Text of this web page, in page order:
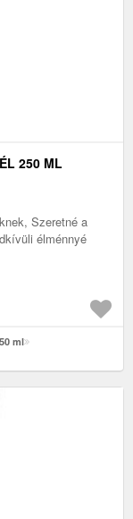
250 ML
Szeretné a
élménnyé
ml